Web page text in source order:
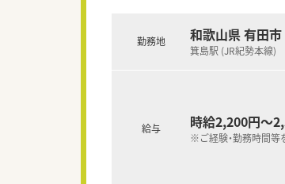
勤務地 和歌山県 有田市
箕島駅 (JR紀勢本線)
給与 時給2,200円～
※ご経験・勤務時間等